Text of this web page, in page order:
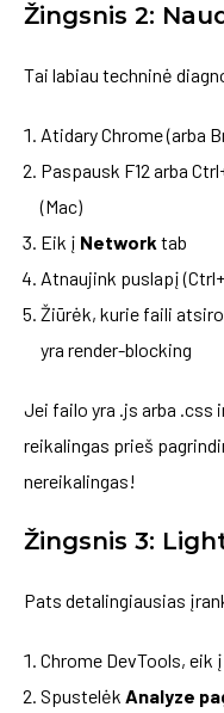
Žingsnis 2:
Tai labiau techninė
Atidary Chrome (arba
Paspausk F12 arba
(Mac)
Eik į Network tab
Atnaujink puslapį
Žiūrėk, kurie faili
yra render-blocking
Jei failo yra .js arba .css
reikalingas prieš
nereikalingas!
Žingsnis 3:
Pats detalingiausias
Chrome DevTools, eik į
Spustelėk Analyze